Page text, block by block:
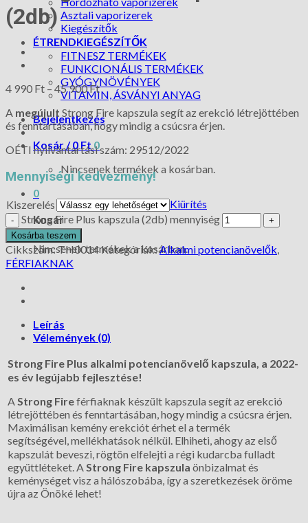
Asztali vaporizerek
Kiegészítők
ÉTRENDKIEGÉSZÍTŐK
FITNESZ TERMÉKEK
FUNKCIONÁLIS TERMÉKEK
GYÓGYNÖVÉNYEK
VITAMIN, ÁSVÁNYI ANYAG
Bejelentkezés
Kosár /0 Ft 0
Nincsenek termékek a kosárban.
0
Kosár
Nincsenek termékek a kosárban.
(2db)
4 990 Ft –45 900Ft
A megújult Strong Fire kapszula segít az erekció létrejöttében
és fenntartásában, hogy mindig a csúcsra érjen.
OÉTI nyilvántartási szám: 29512/2022
Mennyiségi kedvezmény!
Kiszerelés
Kiürítés
Strong Fire Plus kapszula (2db) mennyiség
Kosárba teszem
Cikkszám:TH0014Kategóriák:Alkalmi potencianövelők,
FÉRFIAKNAK
Leírás
Vélemények (0)
Strong Fire Plus alkalmi potencianövelő kapszula, a 2022-
es év legújabb fejlesztése!
AStrong Fireférfiaknak készült kapszula segít az erekció
létrejöttében és fenntartásában, hogy mindig a csúcsra érjen.
Maximálisan kemény erekciót érhet el a termék
segítségével, mellékhatások nélkül. Elhiheti, ahogy az első
kapszulát beveszi, rögtön elfelejti a régi kudarcba fulladt
együttléteket. AStrong Fire kapszula önbizalmat és
keménységet visz a hálószobába, így a szeretkezések öröme
újra az Önöké lehet!